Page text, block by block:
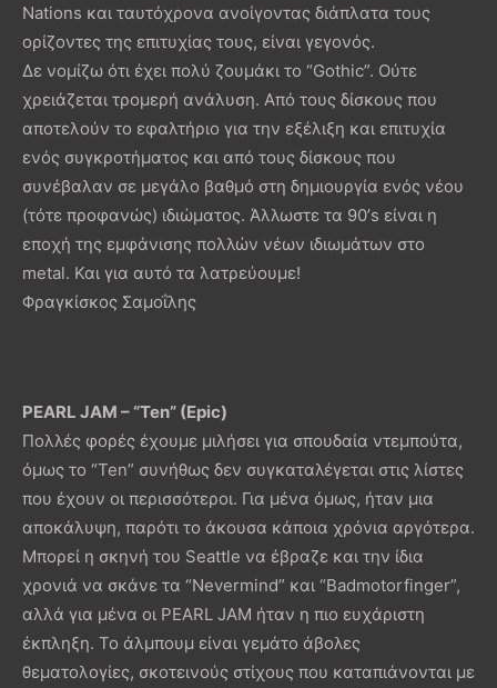
Nations και ταυτόχρονα ανοίγοντας διάπλατα τους
ορίζοντες της επιτυχίας τους, είναι γεγονός.
Δε νομίζω ότι έχει πολύ ζουμάκι το “Gothic”. Ούτε
χρειάζεται τρομερή ανάλυση. Από τους δίσκους που
αποτελούν το εφαλτήριο για την εξέλιξη και επιτυχία
ενός συγκροτήματος και από τους δίσκους που
συνέβαλαν σε μεγάλο βαθμό στη δημιουργία ενός νέου
(τότε προφανώς) ιδιώματος. Άλλωστε τα 90’s είναι η
εποχή της εμφάνισης πολλών νέων ιδιωμάτων στο
metal. Και για αυτό τα λατρεύουμε!
Φραγκίσκος Σαμοΐλης
PEARL JAM – “Ten” (Epic)
Πολλές φορές έχουμε μιλήσει για σπουδαία ντεμπούτα,
όμως το “Ten” συνήθως δεν συγκαταλέγεται στις λίστες
που έχουν οι περισσότεροι. Για μένα όμως, ήταν μια
αποκάλυψη, παρότι το άκουσα κάποια χρόνια αργότερα.
Μπορεί η σκηνή του Seattle να έβραζε και την ίδια
χρονιά να σκάνε τα “Nevermind” και “Badmotorfinger”,
αλλά για μένα οι PEARL JAM ήταν η πιο ευχάριστη
έκπληξη. Το άλμπουμ είναι γεμάτο άβολες
θεματολογίες, σκοτεινούς στίχους που καταπιάνονται με